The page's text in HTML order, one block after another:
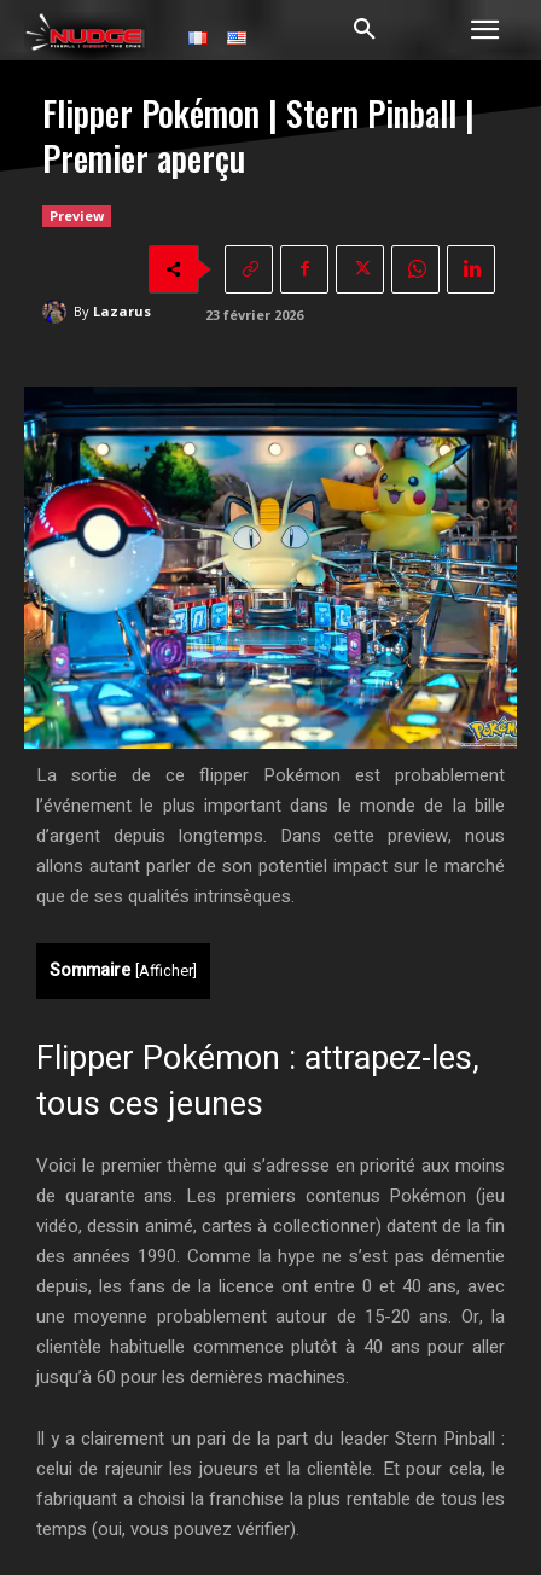
Flipper Pokémon | Stern Pinball |
Premier aperçu
Preview
By Lazarus 23 février 2026
La sortie de ce flipper Pokémon est probablement
l’événement le plus important dans le monde de la bille
d’argent depuis longtemps. Dans cette preview, nous
allons autant parler de son potentiel impact sur le marché
que de ses qualités intrinsèques.
Sommaire [Afficher]
Flipper Pokémon : attrapez-les,
tous ces jeunes
Voici le premier thème qui s’adresse en priorité aux moins
de quarante ans. Les premiers contenus Pokémon (jeu
vidéo, dessin animé, cartes à collectionner) datent de la fin
des années 1990. Comme la hype ne s’est pas démentie
depuis, les fans de la licence ont entre 0 et 40 ans, avec
une moyenne probablement autour de 15-20 ans. Or, la
clientèle habituelle commence plutôt à 40 ans pour aller
jusqu’à 60 pour les dernières machines.
Il y a clairement un pari de la part du leader Stern Pinball :
celui de rajeunir les joueurs et la clientèle. Et pour cela, le
fabriquant a choisi la franchise la plus rentable de tous les
temps (oui, vous pouvez vérifier).